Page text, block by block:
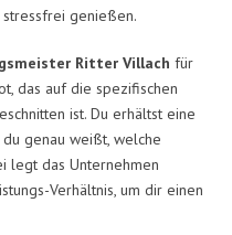
stressfrei genießen.
Ritter Villach für
das auf die spezifischen
ist. Du erhältst eine
genau weißt, welche
legt das Unternehmen
Verhältnis, um dir einen